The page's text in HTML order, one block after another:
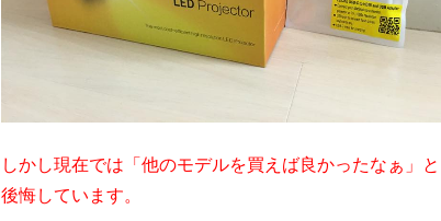
しかし現在では「他のモデルを買えば良かったなぁ」と
後悔しています。